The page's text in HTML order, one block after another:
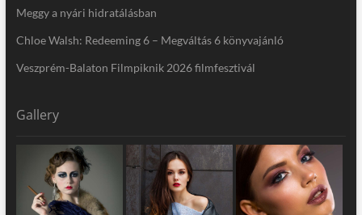
Meggy a nyári hidratálásban
Chloe Walsh: Redeeming 6 – Megváltás 6 könyvajánló
Veszprém-Balaton Filmpiknik 2026 filmfesztivál
Gallery